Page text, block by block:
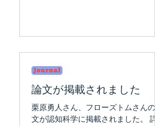
論文が掲載されました
栗原勇人さん、フローズトムさんの
文が認知科学に掲載されました。 詳
Journal